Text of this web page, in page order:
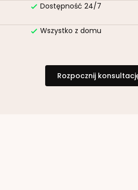
Dostępność 24/7
Wszystko z domu
Rozpocznij